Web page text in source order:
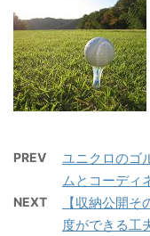
PREV
ユニクロのゴ
ムとコーディ
NEXT
【収納公開
度ができる工